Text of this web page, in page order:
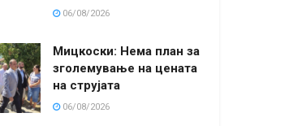
06/08/2026
Мицкоски: Нема план за
зголемување на цената
на струјата
06/08/2026